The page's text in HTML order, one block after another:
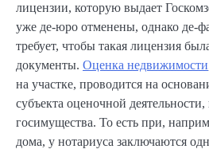
лицензии, которую выдает
уже де-юро отменены, однако де-
требует, чтобы такая лицензия
документы. Оценка недвижимости
на участке, проводится на
субъекта оценочной
госимущества. То есть при,
дома, у нотариуса заключаются